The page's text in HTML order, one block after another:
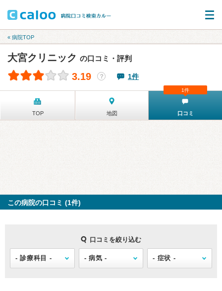
« 病院TOP
大宮クリニック の口コミ・評判
3.19 ？ 1件
TOP 地図 口コミ
1件
この病院の口コミ (1件)
口コミを絞り込む